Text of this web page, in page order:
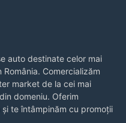
auto destinate celor mai
Comercializăm
market de la cei mai
domeniu. Oferim
te întâmpinăm cu promoții